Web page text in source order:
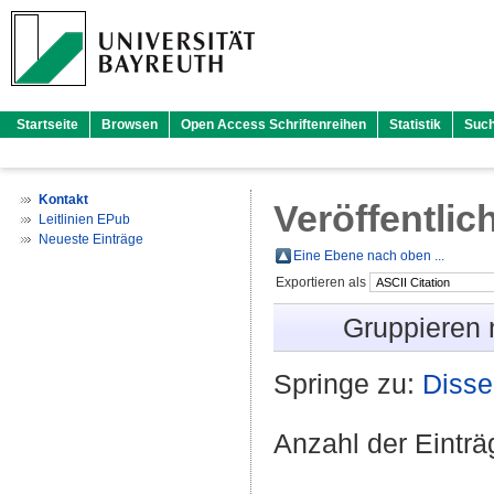
Startseite Browsen Open Access Schriftenreihen Statistik
Kontakt
Leitlinien EPub
Neueste Einträge
Eine Ebene nach oben ...
Exportieren als
Gruppieren
Springe zu:
Anzahl der